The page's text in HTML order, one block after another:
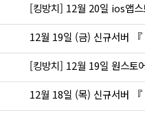
[킹방치] 12월 20일 ios앱
12월 19일 (금) 신규서버
[킹방치] 12월 19일 원스토
12월 18일 (목) 신규서버